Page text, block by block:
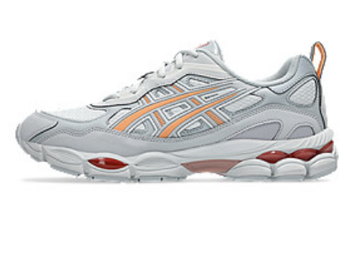
No seam shoulder construction for optimal comfort and
Double branding: ASICS Spiral logo on the front and
ASICS logo on the back.
At least 50% of the garment's main material is made
with recycled content to reduce waste and carbon